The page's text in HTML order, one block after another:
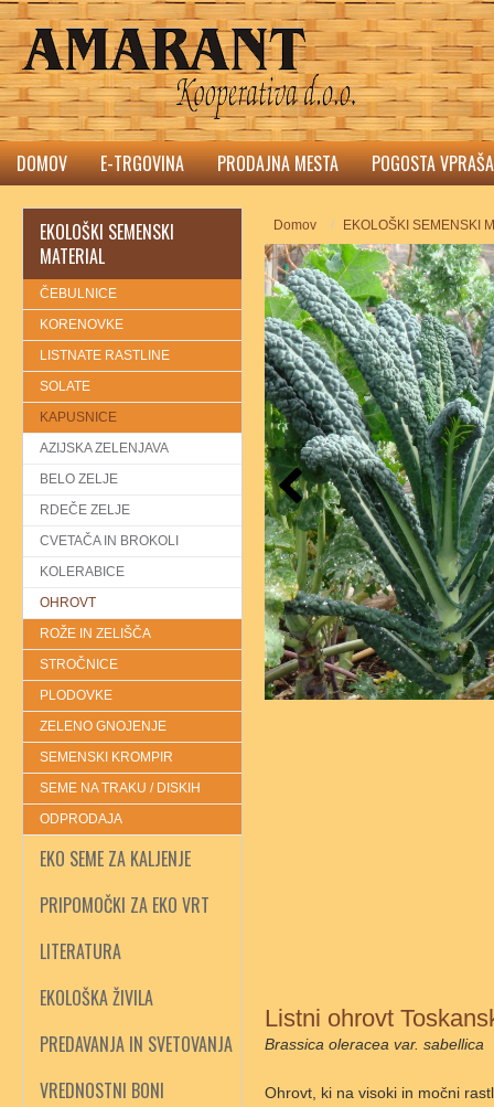
DOMOV E-TRGOVINA PRODAJNA MESTA POGOSTA
EKOLOŠKI SEMENSKI
MATERIAL
ČEBULNICE
KORENOVKE
LISTNATE RASTLINE
SOLATE
KAPUSNICE
AZIJSKA ZELENJAVA
BELO ZELJE
RDEČE ZELJE
CVETAČA IN BROKOLI
KOLERABICE
OHROVT
ROŽE IN ZELIŠČA
STROČNICE
PLODOVKE
ZELENO GNOJENJE
SEMENSKI KROMPIR
SEME NA TRAKU / DISKIH
ODPRODAJA
EKO SEME ZA KALJENJE
PRIPOMOČKI ZA EKO VRT
LITERATURA
EKOLOŠKA ŽIVILA
PREDAVANJA IN SVETOVANJA
VREDNOSTNI BONI
Domov EKOLOŠKI SEMENSKI
Listni ohrovt
Brassica oleracea var. sabellica
Ohrovt, ki na visoki in močni